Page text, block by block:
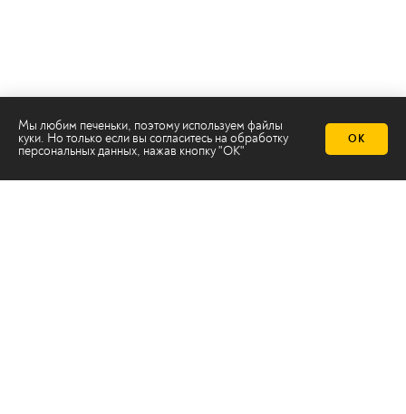
Мы любим печеньки, поэтому используем файлы
куки. Но только если вы согласитесь на обработку
персональных данных, нажав кнопку "ОК"
ОК